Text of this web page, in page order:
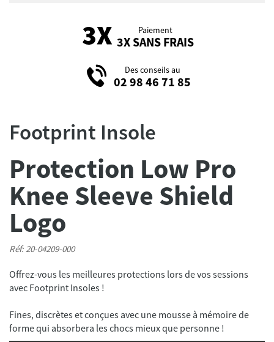
Paiement
3X SANS FRAIS
Des conseils au
02 98 46 71 85
Footprint Insole
Protection Low Pro
Knee Sleeve Shield
Logo
Réf: 20-04209-000
Offrez-vous les meilleures protections lors de vos sessions
avec Footprint Insoles !
Fines, discrètes et conçues avec une mousse à mémoire de
forme qui absorbera les chocs mieux que personne !